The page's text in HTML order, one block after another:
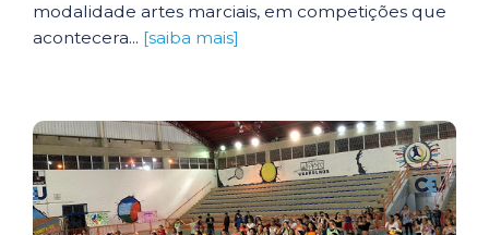
modalidade artes marciais, em competições que
acontecera... [saiba mais]